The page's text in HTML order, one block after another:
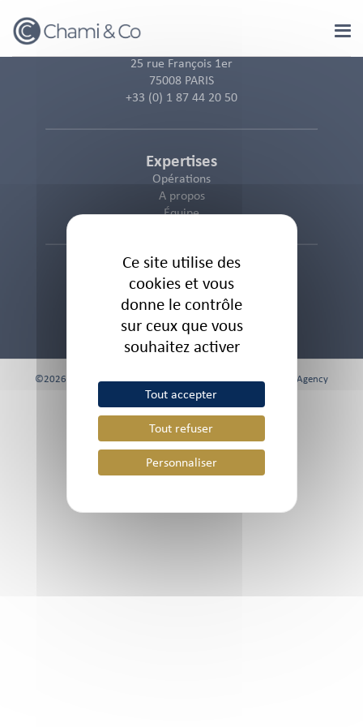
Ce site utilise des
cookies et vous
donne le contrôle
sur ceux que vous
souhaitez activer
Tout accepter
Tout refuser
Personnaliser
25 rue François 1er
75008 PARIS
+33 (0) 1 87 44 20 50
Expertises
Opérations
A propos
Équipe
Informations
Politique des cookies
Politique de confidentialité
Mentions Légales
©2026 Chami & Co, Tous droits réservés | Site réalisé par FK Agency